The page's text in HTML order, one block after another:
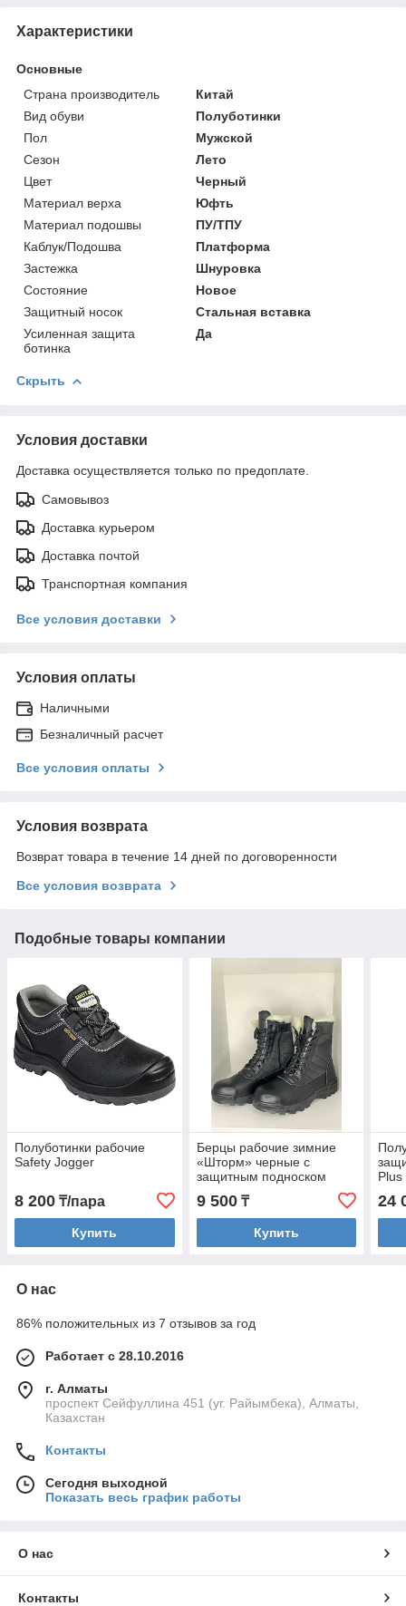
Характеристики
Основные
Страна производитель
Китай
Вид обуви
Полуботинки
Пол
Мужской
Сезон
Лето
Цвет
Черный
Материал верха
Юфть
Материал подошвы
ПУ/ТПУ
Каблук/Подошва
Платформа
Застежка
Шнуровка
Состояние
Новое
Защитный носок
Стальная вставка
Усиленная защита
ботинка
Да
Скрыть
Условия доставки
Доставка осуществляется только по предоплате.
Самовывоз
Доставка курьером
Доставка почтой
Транспортная компания
Все условия доставки
Условия оплаты
Наличными
Безналичный расчет
Все условия оплаты
Условия возврата
Возврат товара в течение 14 дней по договоренности
Все условия возврата
Подобные товары компании
Полуботинки рабочие
Safety Jogger
8 200 ₸/пара
Купить
Берцы рабочие зимние
«Шторм» черные с
защитным подноском
9 500₸
Купить
Plus
24
О нас
86% положительных из 7 отзывов за год
Работает с 28.10.2016
г. Алматы
проспект Сейфуллина 451 (уг. Райымбека), Алматы,
Казахстан
Контакты
Сегодня выходной
Показать весь график работы
О нас
Контакты